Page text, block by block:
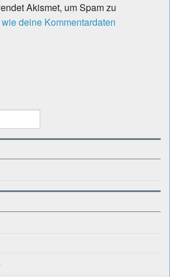
Akismet, um Spam zu
deine Kommentardaten